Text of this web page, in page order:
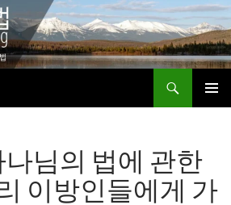
님의 법에 관한
이방인들에게 가